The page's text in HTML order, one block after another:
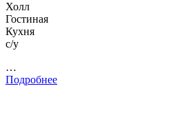
Холл
Гостиная
Кухня
с/у
…
Подробнее